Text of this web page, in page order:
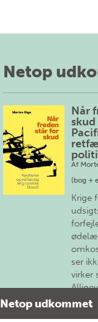
Netop
Når
skud
Af
(bog +
Krige
ser
virker
Netop udkommet